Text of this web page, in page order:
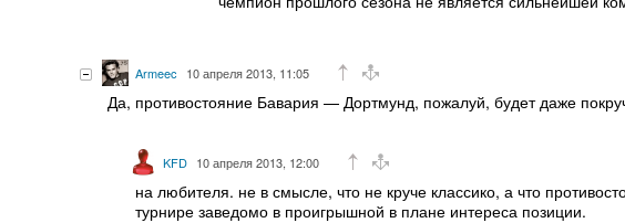
Armeec 10 апреля 2013, 11:05
Да, противостояние Бавария — Дортмунд, пожалуй, будет даже
KFD 10 апреля 2013, 12:00
на любителя. не в смысле, что не круче классико, а что
турнире заведомо в проигрышной в плане интереса позиции.